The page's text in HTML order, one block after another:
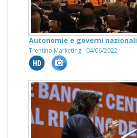
Autonomie e governi nazionali
Trentino Marketing - 04/06/2022